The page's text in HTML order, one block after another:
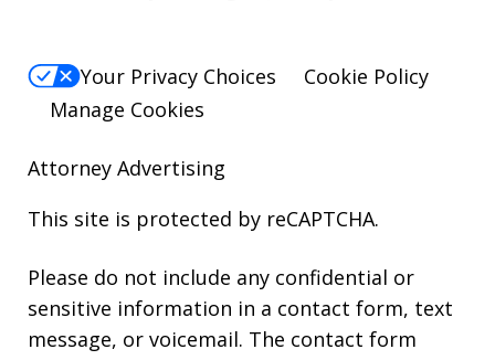
Your Privacy Choices
Cookie Policy
Manage Cookies
Attorney Advertising
This site is protected by reCAPTCHA.
Please do not include any confidential or
sensitive information in a contact form, text
message, or voicemail. The contact form